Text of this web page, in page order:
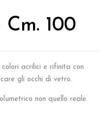
100
acrilici e rifinita con
gli occhi di vetro.
non quello reale.